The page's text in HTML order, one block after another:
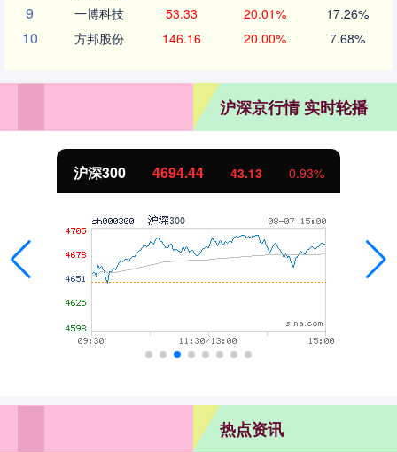
9 一博科技 53.33 20.01% 17.26%
10 方邦股份 146.16 20.00% 7.68%
沪深京行情 实时轮播
北证50 1134.24 11.37 1.01%
热点资讯